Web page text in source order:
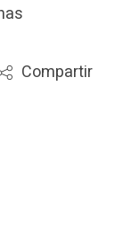
Compartir